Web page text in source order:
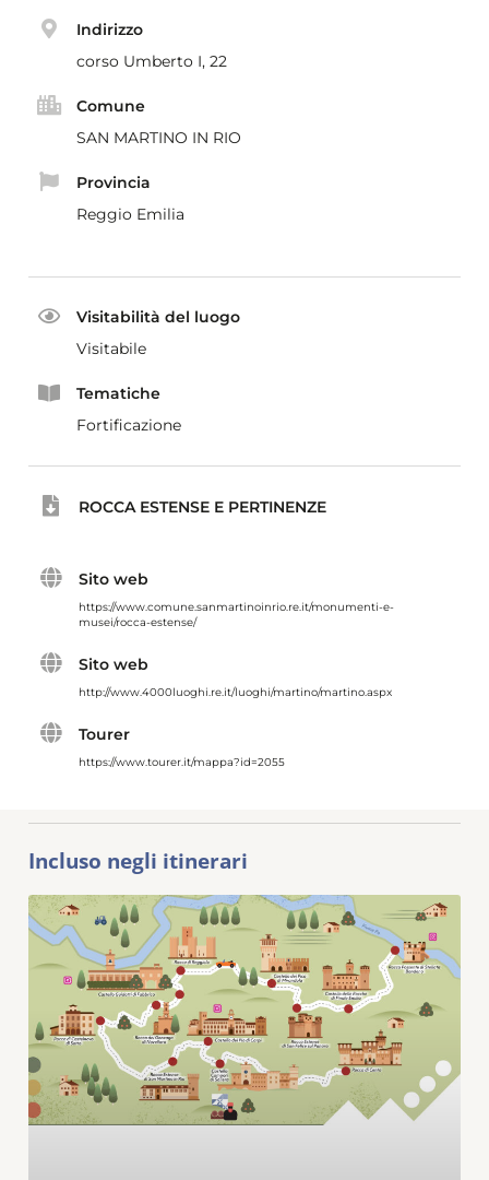
Indirizzo
corso Umberto I, 22
Comune
SAN MARTINO IN RIO
Provincia
Reggio Emilia
Visitabilità del luogo
Visitabile
Tematiche
Fortificazione
ROCCA ESTENSE E PERTINENZE
Sito web
https://www.comune.sanmartinoinrio.re.it/monumenti-e-
musei/rocca-estense/
Sito web
http://www.4000luoghi.re.it/luoghi/martino/martino.aspx
Tourer
https://www.tourer.it/mappa?id=2055
Incluso negli itinerari